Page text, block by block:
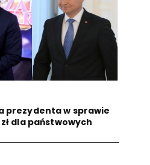
prezydenta w sprawie
dla państwowych